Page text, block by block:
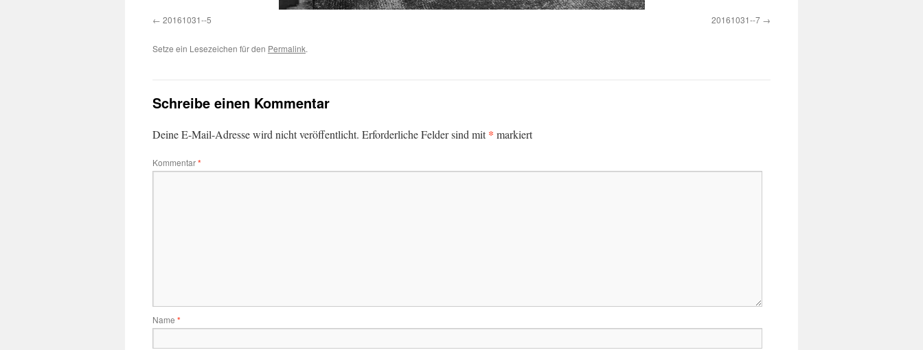
20161031--5 20161031--7
Setze ein Lesezeichen für den Permalink.
Schreibe einen Kommentar
Deine E-Mail-Adresse wird nicht veröffentlicht. Erforderliche Felder sind mit* markiert
Kommentar*
Name *